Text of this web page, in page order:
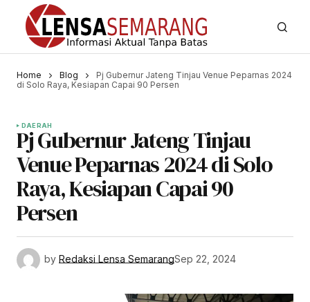
Home Blog
Pj Gubernur Jateng Tinjau Venue Peparnas 2024
di Solo Raya, Kesiapan Capai 90 Persen
DAERAH
Pj Gubernur Jateng Tinjau
Venue Peparnas 2024 di Solo
Raya, Kesiapan Capai 90
Persen
by Redaksi Lensa SemarangSep 22, 2024